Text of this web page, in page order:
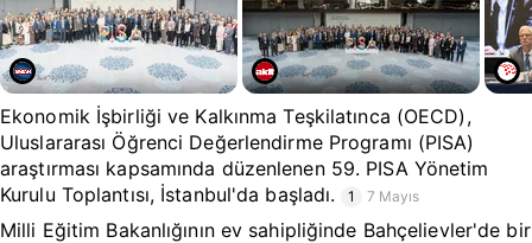
Ekonomik İşbirliği ve Kalkınma Teşkilatınca (OECD),
Uluslararası Öğrenci Değerlendirme Programı (PISA)
araştırması kapsamında düzenlenen 59. PISA Yönetim
Kurulu Toplantısı, İstanbul'da başladı.
1 7 Mayıs
Milli Eğitim Bakanlığının ev sahipliğinde Bahçelievler'de bir